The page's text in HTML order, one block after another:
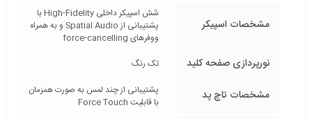
مشخصات اسپیکر
شش اسپیکر داخلی High-Fidelity با
پشتیبانی از Spatial Audio و به همراه
ووفرهای force-cancelling
نورپردازی صفحه کلید تک رنگ
مشخصات تاچ پد
پشتیبانی از چند لمس به صورت همزمان
با قابلیت Force Touch